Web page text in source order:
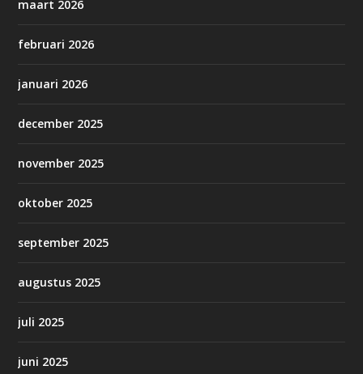
maart 2026
februari 2026
januari 2026
december 2025
november 2025
oktober 2025
september 2025
augustus 2025
juli 2025
juni 2025